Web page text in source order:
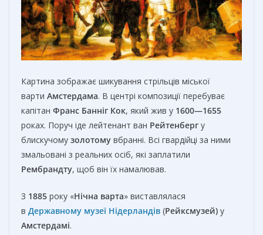
Картина зображає шикування стрільців міської
варти Амстердама. В центрі композиції перебуває
капітан Франс Банніг Кок, який жив у 1600—1655
роках. Поруч іде лейтенант ван Рейтенберг у
блискучому золотому вбранні. Всі гвардійці за ними
змальовані з реальних осіб, які заплатили
Рембрандту, щоб він їх намалював.
З 1885 року «Нічна варта» виставлялася
в Державному музеї Нідерландів (Рейксмузей) у
Амстердамі.